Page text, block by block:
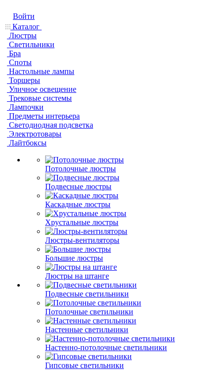
Войти
Каталог
Люстры
Светильники
Бра
Споты
Настольные лампы
Торшеры
Уличное освещение
Трековые системы
Лампочки
Предметы интерьера
Светодиодная подсветка
Электротовары
Лайтбоксы
Потолочные люстры
Подвесные люстры
Каскадные люстры
Хрустальные люстры
Люстры-вентиляторы
Большие люстры
Люстры на штанге
Подвесные светильники
Потолочные светильники
Настенные светильники
Настенно-потолочные светильники
Гипсовые светильники